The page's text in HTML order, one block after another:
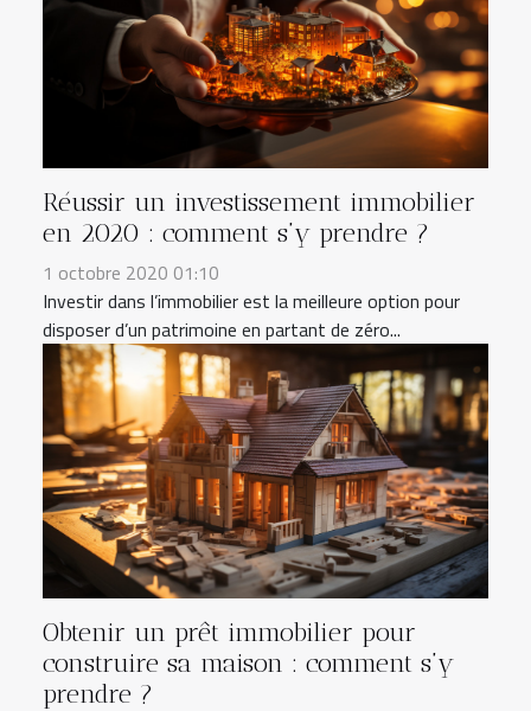
Réussir un investissement immobilier
en 2020 : comment s’y prendre ?
1 octobre 2020 01:10
Investir dans l’immobilier est la meilleure option pour
disposer d’un patrimoine en partant de zéro...
Obtenir un prêt immobilier pour
construire sa maison : comment s’y
prendre ?